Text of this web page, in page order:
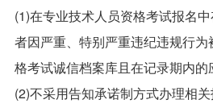
(1)在专业技术人员资格考试报名
者因严重、特别严重违纪违规行
格考试诚信档案库且在记录期内的
(2)不采用告知承诺制方式办理相关